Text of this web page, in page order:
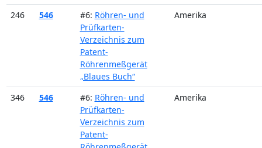
246 546 #6: Röhren- und
Prüfkarten-
Verzeichnis zum
Patent-
Röhrenmeßgerät
„Blaues Buch“
Amerika
346 546 #6: Röhren- und
Prüfkarten-
Verzeichnis zum
Patent-
Amerika